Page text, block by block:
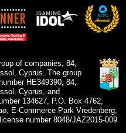
of companies, 84,
Cyprus. The group
HE349390, 84,
Cyprus, and
134627, P.O. Box 4762,
E-Commerce Park Vredenberg,
number 8048/JAZ2015-009